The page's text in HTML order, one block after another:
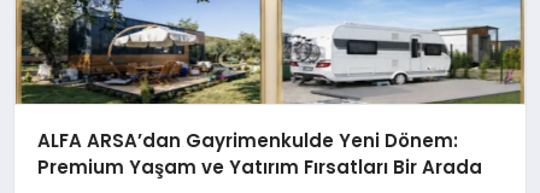
ALFA ARSA’dan Gayrimenkulde Yeni Dönem:
Premium Yaşam ve Yatırım Fırsatları Bir Arada